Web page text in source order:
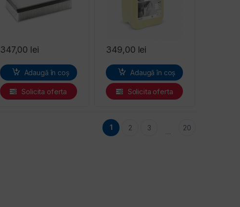
347,00 lei
Adaugă în coș
Solicita oferta
349,00 lei
Adaugă în coș
Solicita oferta
1 2 3 … 20